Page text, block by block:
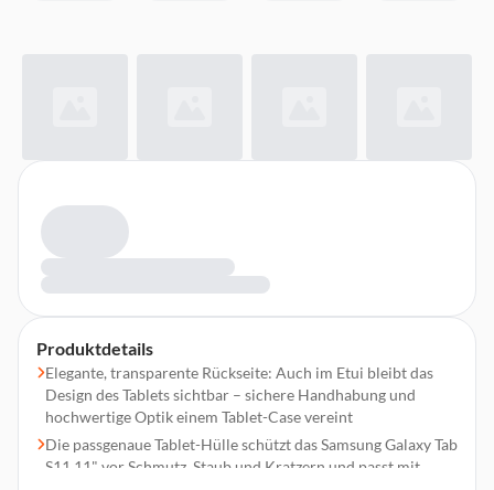
Produktdetails
Elegante, transparente Rückseite: Auch im Etui bleibt das
Design des Tablets sichtbar – sichere Handhabung und
hochwertige Optik einem Tablet-Case vereint
Die passgenaue Tablet-Hülle schützt das Samsung Galaxy Tab
S11 11" vor Schmutz, Staub und Kratzern und passt mit